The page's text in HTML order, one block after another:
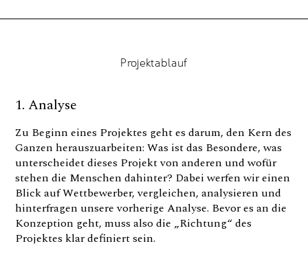
Projektablauf
1. Analyse
Zu Beginn eines Projektes geht es darum, den Kern des
Ganzen herauszuarbeiten: Was ist das Besondere, was
unterscheidet dieses Projekt von anderen und wofür
stehen die Menschen dahinter? Dabei werfen wir einen
Blick auf Wettbewerber, vergleichen, analysieren und
hinterfragen unsere vorherige Analyse. Bevor es an die
Konzeption geht, muss also die „Richtung“ des
Projektes klar definiert sein.